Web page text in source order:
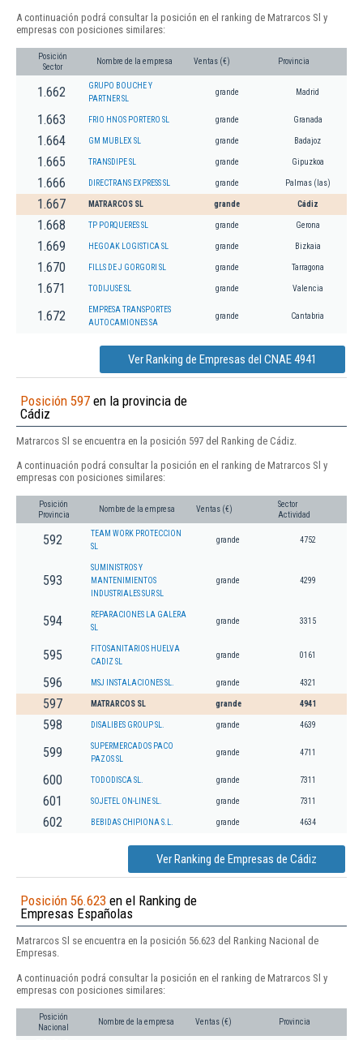
A continuación podrá consultar la posición en el ranking de Matrarcos Sl y
empresas con posiciones similares:
Posición
Sector
Nombre de la empresa Ventas (€) Provincia
1.662
GRUPO BOUCHE Y
PARTNER SL
grande Madrid
1.663 FRIO HNOS PORTERO SL grande Granada
1.664 GM MUBLEX SL grande Badajoz
1.665 TRANSDIPE SL grande Gipuzkoa
1.666 DIRECTRANS EXPRESS SL grande Palmas (las)
1.667 MATRARCOS SL grande Cádiz
1.668 TP PORQUERES SL grande Gerona
1.669 HEGOAK LOGISTICA SL grande Bizkaia
1.670 FILLS DE J GORGORI SL grande Tarragona
1.671 TODIJUSE SL grande Valencia
1.672
EMPRESA TRANSPORTES
AUTOCAMIONES SA
grande Cantabria
Ver Ranking de Empresas del CNAE 4941
Posición 597 en la provincia de
Cádiz
Matrarcos Sl se encuentra en la posición 597 del Ranking de Cádiz.
A continuación podrá consultar la posición en el ranking de Matrarcos Sl y
empresas con posiciones similares:
Posición
Provincia
Nombre de la empresa Ventas (€)
Sector
Actividad
592
TEAM WORK PROTECCION
SL
grande 4752
593
SUMINISTROS Y
MANTENIMIENTOS
INDUSTRIALES SUR SL
grande 4299
594
REPARACIONES LA GALERA
SL
grande 3315
595
FITOSANITARIOS HUELVA
CADIZ SL
grande 0161
596 MSJ INSTALACIONES SL. grande 4321
597 MATRARCOS SL grande 4941
598 DISALIBES GROUP SL. grande 4639
599
SUPERMERCADOS PACO
PAZOS SL
grande 4711
600 TODODISCA SL. grande 7311
601 SOJETEL ON-LINE SL. grande 7311
602 BEBIDAS CHIPIONA S.L. grande 4634
Ver Ranking de Empresas de Cádiz
Posición 56.623 en el Ranking de
Empresas Españolas
Matrarcos Sl se encuentra en la posición 56.623 del Ranking Nacional de
Empresas.
A continuación podrá consultar la posición en el ranking de Matrarcos Sl y
empresas con posiciones similares:
Posición
Nacional
Nombre de la empresa Ventas (€) Provincia